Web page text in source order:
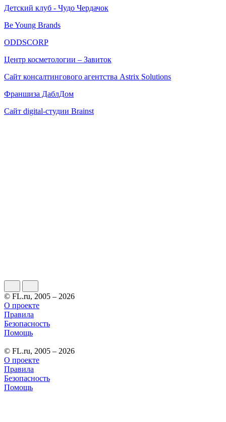
Детский клуб - Чудо Чердачок
Be Young Brands
ODDSCORP
Центр косметологии – Завиток
Сайт консалтингового агентства Astrix Solutions
Франшиза ДаблДом
Сайт digital-студии Brainst
© FL.ru, 2005 – 2026
О проекте
Правила
Безопасность
Помощь
© FL.ru, 2005 – 2026
О проекте
Правила
Безопасность
Помощь